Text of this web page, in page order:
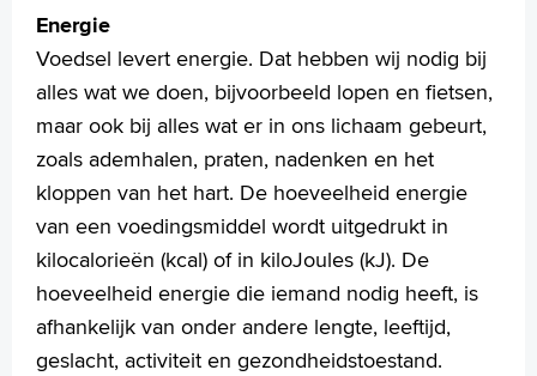
Energie
Voedsel levert energie. Dat hebben wij nodig bij
alles wat we doen, bijvoorbeeld lopen en fietsen,
maar ook bij alles wat er in ons lichaam gebeurt,
zoals ademhalen, praten, nadenken en het
kloppen van het hart. De hoeveelheid energie
van een voedingsmiddel wordt uitgedrukt in
kilocalorieën (kcal) of in kiloJoules (kJ). De
hoeveelheid energie die iemand nodig heeft, is
afhankelijk van onder andere lengte, leeftijd,
geslacht, activiteit en gezondheidstoestand.